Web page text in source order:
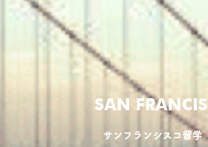
SAN
サンフランシスコ留学